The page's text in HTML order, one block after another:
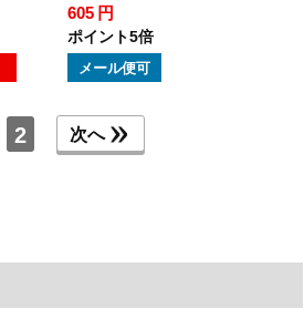
605 円
ポイント5倍
メール便可
2 次へ